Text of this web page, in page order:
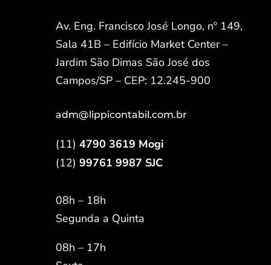
Av. Eng. Francisco José Longo, nº 149,
Sala 41B – Edifício Market Center –
Jardim São Dimas São José dos
Campos/SP – CEP: 12.245-900
adm@lippicontabil.com.br
(11) 4790 3619 Mogi
(12) 99761 9987 SJC
08h – 18h
Segunda a Quinta
08h – 17h